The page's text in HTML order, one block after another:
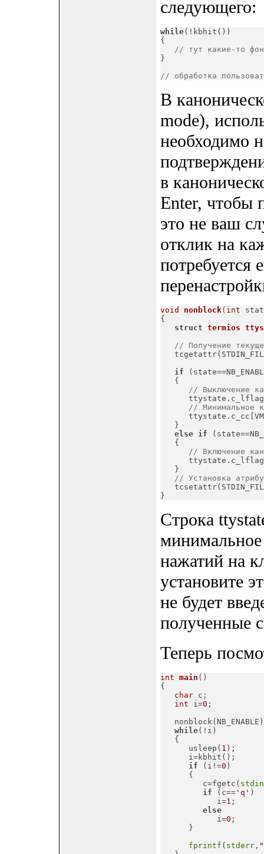
следующего:
while(!kbhit())
{
// тут какие-то
}
// обработка
В
mode),
необходимо
в
Enter, чтобы
это не ваш
отклик на
потребуется
void nonblock( int
{
struct termios
// Получение
if
   {
// Выключение
// Минимальное
   }
else
if
   {
// Включение
   }
// Установка
}
Строка
минимальное
нажатий на
установите
не будет
полученные
Теперь
int main ()
{
char c;
int i=0 ;
while(!i)
   {
      usleep(
1 );
      i=kbhit();
if (i!=0 )
      {
         c=fgetc(
stdin
if (c=='q' )
            i=
1 ;
else
            i=
0 ;
      }
fprintf ( stderr,